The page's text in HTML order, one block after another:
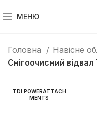
МЕНЮ
Головна
Навісне
Снігоочисний
TDI POWERATTACH
MENTS